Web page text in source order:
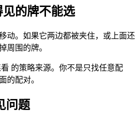
的牌不能选
动。如果它两边都被夹住，或上面还
周围的牌。
的策略来源。你不是只找任意配
的配对。
问题